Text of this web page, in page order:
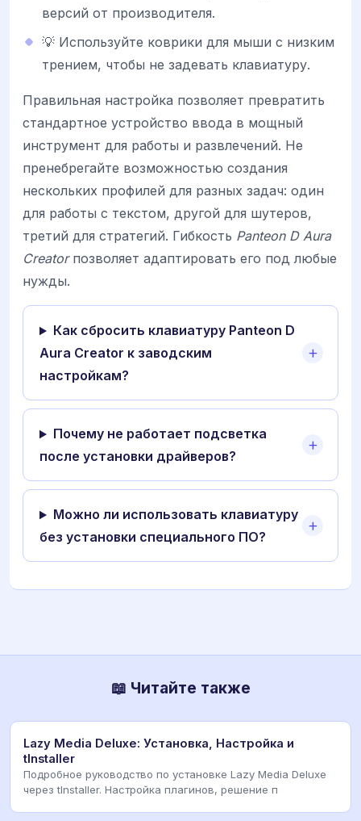
версий от производителя.
💡 Используйте коврики для мыши с низким
трением, чтобы не задевать клавиатуру.
Правильная настройка позволяет превратить
стандартное устройство ввода в мощный
инструмент для работы и развлечений. Не
пренебрегайте возможностью создания
нескольких профилей для разных задач: один
для работы с текстом, другой для шутеров,
третий для стратегий. Гибкость Panteon D Aura
Creatorпозволяет адаптировать его под любые
нужды.
Как сбросить клавиатуру Panteon D
Aura Creator к заводским
настройкам?
Почему не работает подсветка
после установки драйверов?
Можно ли использовать клавиатуру
без установки специального ПО?
📖 Читайте также
Lazy Media Deluxe: Установка, Настройка и
tInstaller
Подробное руководство по установке Lazy Media Deluxe
через tInstaller. Настройка плагинов, решение п